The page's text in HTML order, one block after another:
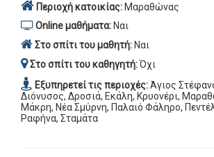
Περιοχή κατοικίας: Μαραθώνας
Online μαθήματα: Ναι
Στο σπίτι του μαθητή: Ναι
Στο σπίτι του καθηγητή:Όχι
Εξυπηρετεί τις περιοχές:Άγιος
Διόνυσος, Δροσιά, Εκάλη, Κρυονέρι,
Μάκρη, Νέα Σμύρνη, Παλαιό Φάληρο,
Ραφήνα, Σταμάτα